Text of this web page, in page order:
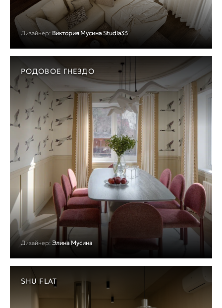
Дизайнер: Виктория Мусина Studia33
РОДОВОЕ ГНЕЗДО
Дизайнер: Элина Мусина
SHU FLAT